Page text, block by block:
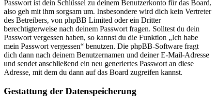
Passwort ist dein Schlüssel zu deinem Benutzerkonto für das Board,
also geh mit ihm sorgsam um. Insbesondere wird dich kein Vertreter
des Betreibers, von phpBB Limited oder ein Dritter
berechtigterweise nach deinem Passwort fragen. Solltest du dein
Passwort vergessen haben, so kannst du die Funktion „Ich habe
mein Passwort vergessen“ benutzen. Die phpBB-Software fragt
dich dann nach deinem Benutzernamen und deiner E-Mail-Adresse
und sendet anschließend ein neu generiertes Passwort an diese
Adresse, mit dem du dann auf das Board zugreifen kannst.
Gestattung der Datenspeicherung